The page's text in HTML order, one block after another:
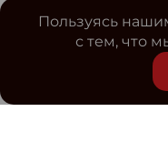
Пользуясь
с тем, что